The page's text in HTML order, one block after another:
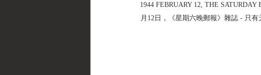
1944 FEBRUARY 12, THE
月12日，《星期六晚郵報》雜誌 - 只有